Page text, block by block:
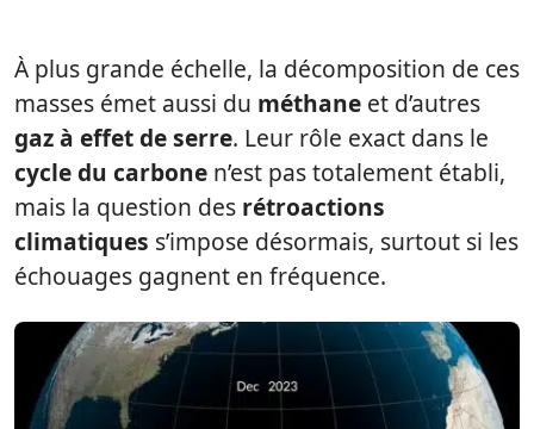
À plus grande échelle, la décomposition de ces
masses émet aussi du méthane et d’autres
gaz à effet de serre. Leur rôle exact dans le
cycle du carbone n’est pas totalement établi,
mais la question des rétroactions
climatiques s’impose désormais, surtout si les
échouages gagnent en fréquence.